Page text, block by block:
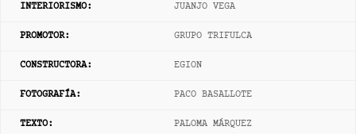
INTERIORISMO: JUANJO VEGA
PROMOTOR: GRUPO TRIFULCA
CONSTRUCTORA: EGION
FOTOGRAFÍA: PACO BASALLOTE
TEXTO: PALOMA MÁRQUEZ